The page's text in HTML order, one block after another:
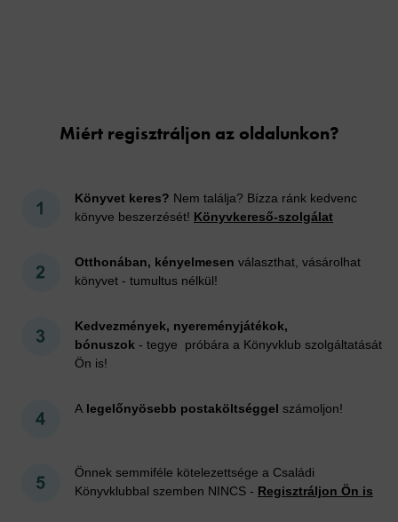
Miért regisztráljon az oldalunkon?
Könyvet keres? Nem találja? Bízza ránk kedvenc
könyve beszerzését! Könyvkereső-szolgálat
Otthonában, kényelmesen választhat, vásárolhat
könyvet - tumultus nélkül!
Kedvezmények, nyereményjátékok,
bónuszok - tegye próbára a Könyvklub szolgáltatását
Ön is!
A legelőnyösebb postaköltséggel számoljon!
Önnek semmiféle kötelezettsége a Családi
Könyvklubbal szemben NINCS - Regisztráljon Ön is